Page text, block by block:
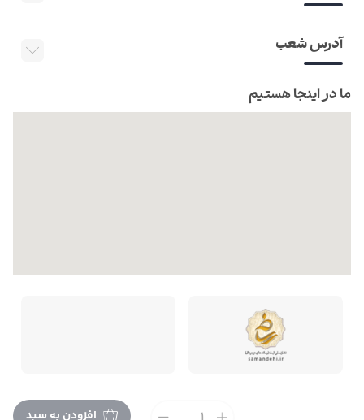
افزودن به سبد
آدرس شعب
ما در اینجا هستیم